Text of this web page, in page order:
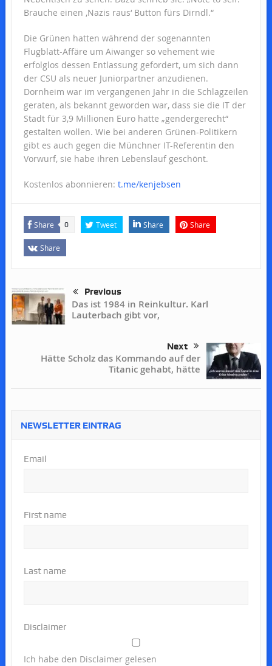
Brauche einen ‚Nazis raus‘ Button fürs Dirndl.“
Die Grünen hatten während der sogenannten
Flugblatt-Affäre um Aiwanger so vehement wie
erfolglos dessen Entlassung gefordert, um sich dann
der CSU als neuer Juniorpartner anzudienen.
Dornheim war im vergangenen Jahr in die Schlagzeilen
geraten, als bekannt geworden war, dass sie die IT der
Stadt für 3,9 Millionen Euro hatte „gendergerecht“
gestalten wollen. Wie bei anderen Grünen-Politikern
gibt es auch gegen die Münchner IT-Referentin den
Vorwurf, sie habe ihren Lebenslauf geschönt.
Kostenlos abonnieren: t.me/kenjebsen
Share 0 Tweet Share Share
Share
Previous
Das ist 1984 in Reinkultur. Karl
Lauterbach gibt vor,
Next
Hätte Scholz das Kommando auf der
Titanic gehabt, hätte
NEWSLETTER EINTRAG
Email
First name
Last name
Disclaimer
Ich habe den Disclaimer gelesen